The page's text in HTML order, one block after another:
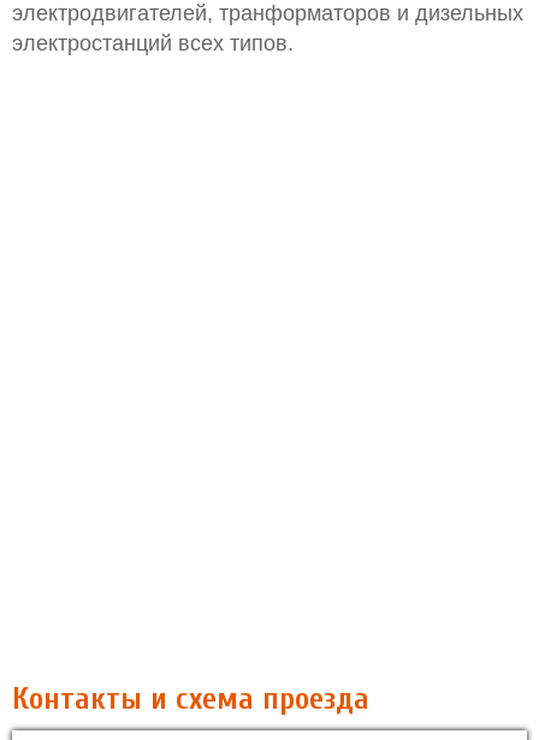
электродвигателей, транформаторов и дизельных
электростанций всех типов.
Контакты и схема проезда